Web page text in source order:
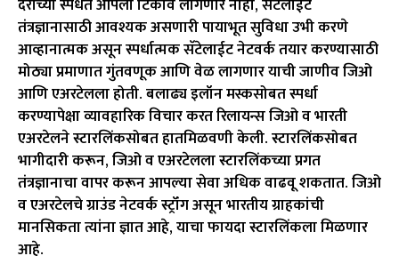
दराच्या स्पर्धेत आपला टिकाव लागणार नाही, सॅटेलाईट
तंत्रज्ञानासाठी आवश्यक असणारी पायाभूत सुविधा उभी करणे
आव्हानात्मक असून स्पर्धात्मक सॅटेलाईट नेटवर्क तयार करण्यासाठी
मोठ्या प्रमाणात गुंतवणूक आणि वेळ लागणार याची जाणीव जिओ
आणि एअरटेलला होती. बलाढ्य इलॉन मस्कसोबत स्पर्धा
करण्यापेक्षा व्यावहारिक विचार करत रिलायन्स जिओ व भारती
एअरटेलने स्टारलिंकसोबत हातमिळवणी केली. स्टारलिंकसोबत
भागीदारी करून, जिओ व एअरटेलला स्टारलिंकच्या प्रगत
तंत्रज्ञानाचा वापर करून आपल्या सेवा अधिक वाढवू शकतात. जिओ
व एअरटेलचे ग्राउंड नेटवर्क स्ट्रॉंग असून भारतीय ग्राहकांची
मानसिकता त्यांना ज्ञात आहे, याचा फायदा स्टारलिंकला मिळणार
आहे.